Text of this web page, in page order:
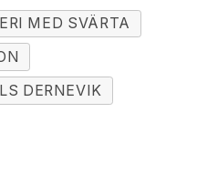
MED SVÄRTA
DERNEVIK